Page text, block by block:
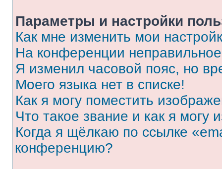
Параметры и настройки
Как мне изменить мои
На конференции
Я изменил часовой пояс, но
Моего языка нет в списке!
Как я могу поместить
Что такое звание и как я могу
Когда я щёлкаю по ссылке
конференцию?